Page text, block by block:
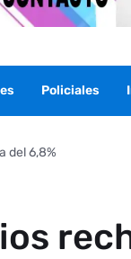
Policiales
del 6,8%